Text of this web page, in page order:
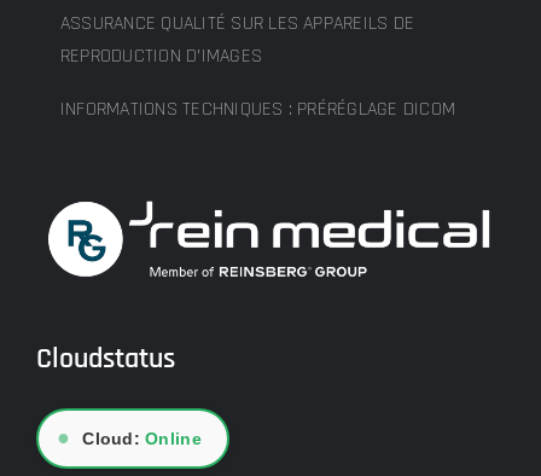
ASSURANCE QUALITÉ SUR LES APPAREILS DE
REPRODUCTION D’IMAGES
INFORMATIONS TECHNIQUES : PRÉRÉGLAGE DICOM
Cloudstatus
● Cloud:Online